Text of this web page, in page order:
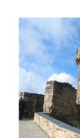
Fiesta
la Ruta